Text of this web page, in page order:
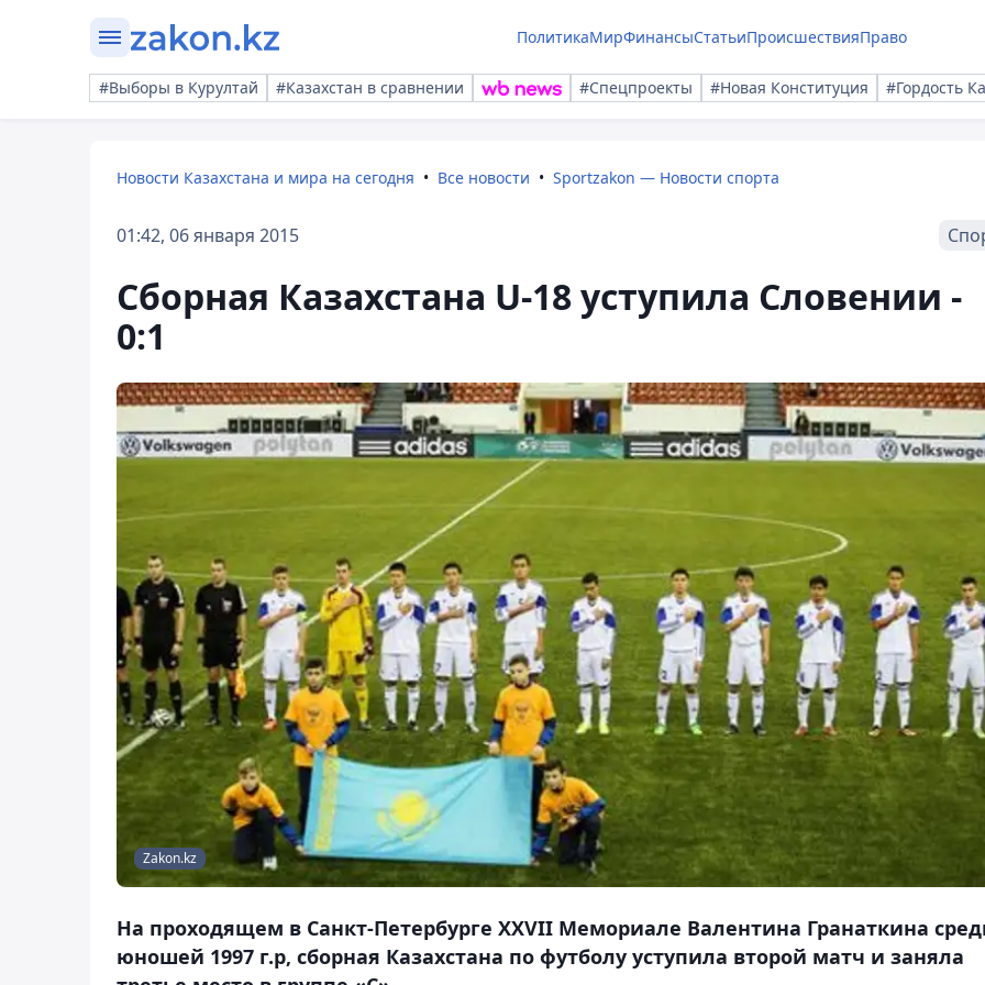
ПолитикаМирФинансыСтатьиПроисшествияПраво
#Выборы в Курултай #Казахстан в сравнении #Спецпроекты #Новая Конституция #Гордость
Новости Казахстана и мира на сегодня Все новости Sportzakon — Новости спорта
01:42, 06 января 2015
Сборная Казахстана U-18 уступила Словении -
0:1
Zakon.kz
На проходящем в Санкт-Петербурге XXVII Мемориале Валентина Гранаткина
юношей 1997 г.р, сборная Казахстана по футболу уступила второй матч и заняла